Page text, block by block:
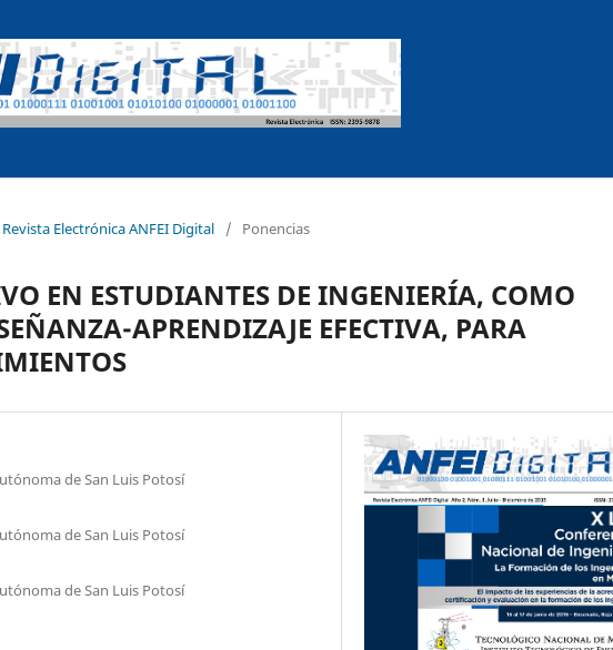
Electrónica ANFEI Digital / Ponencias
EN ESTUDIANTES DE INGENIERÍA, COMO
APRENDIZAJE EFECTIVA, PARA
de San Luis Potosí
de San Luis Potosí
de San Luis Potosí